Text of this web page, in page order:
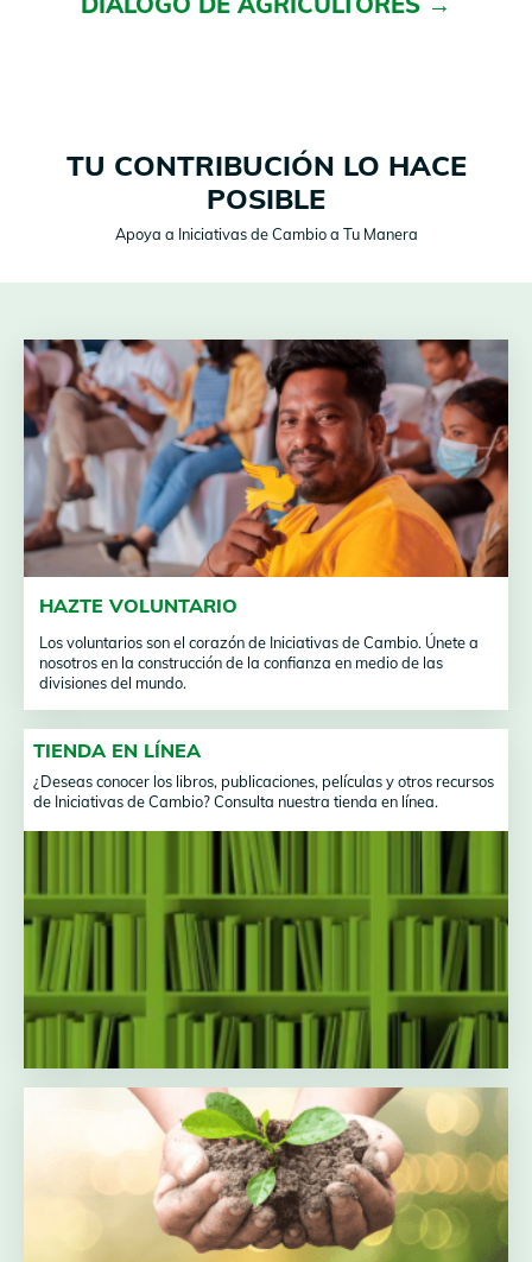
TU CONTRIBUCIÓN LO HACE
POSIBLE
Apoya a Iniciativas de Cambio a Tu Manera
HAZTE VOLUNTARIO
Los voluntarios son el corazón de Iniciativas de Cambio. Únete a
nosotros en la construcción de la confianza en medio de las
divisiones del mundo.
TIENDA EN LÍNEA
¿Deseas conocer los libros, publicaciones, películas y otros recursos
de Iniciativas de Cambio? Consulta nuestra tienda en línea.